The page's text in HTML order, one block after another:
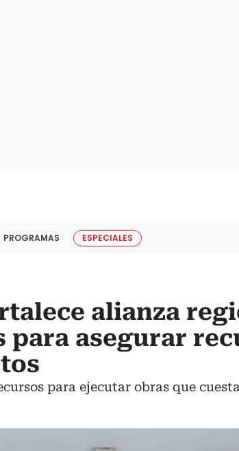
PROGRAMAS ESPECIALES
alianza
para asegurar
para ejecutar obras que